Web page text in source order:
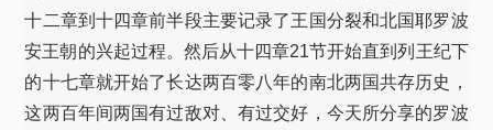
十二章到十四章前半段主要记录了王国分裂和北国耶罗波
安王朝的兴起过程。然后从十四章21节开始直到列王纪下
的十七章就开始了长达两百零八年的南北两国共存历史，
这两百年间两国有过敌对、有过交好，今天所分享的罗波